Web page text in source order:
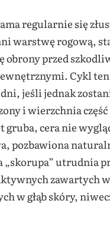
regularnie się
warstwę rogową,
obrony przed
Cykl
jeśli jednak
i wierzchnia
gruba, cera nie
pozbawiona
„skorupa” utrudnia
zawartych
w głąb skóry,